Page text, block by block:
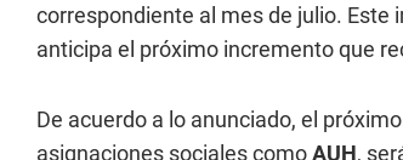
correspondiente al mes de julio.
anticipa el próximo incremento que
De acuerdo a lo anunciado, el
asignaciones sociales comoAUH,